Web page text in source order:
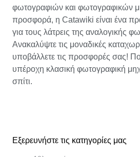
φωτογραφιών και φωτογραφικών
προσφορά, η Catawiki είναι ένα
για τους λάτρεις της αναλογικής
Ανακαλύψτε τις μοναδικές
υποβάλλετε τις προσφορές σας!
υπέροχη κλασική φωτογραφική
σπίτι.
Εξερευνήστε τις κατηγορίες μας